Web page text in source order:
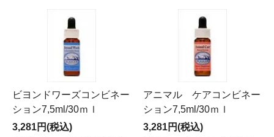
ビヨンドワーズコンビネー
ション7,5ml/30ｍｌ
3,281円(税込)
アニマル ケアコンビネー
ション7,5ml/30ｍｌ
3,281円(税込)